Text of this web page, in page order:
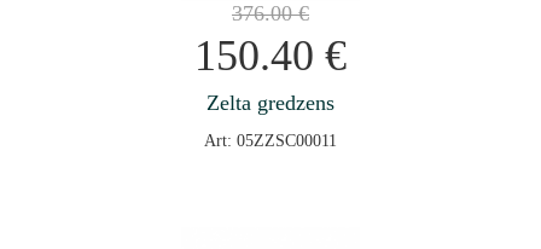
376.00€
150.40 €
Zelta gredzens
Art: 05ZZSC00011